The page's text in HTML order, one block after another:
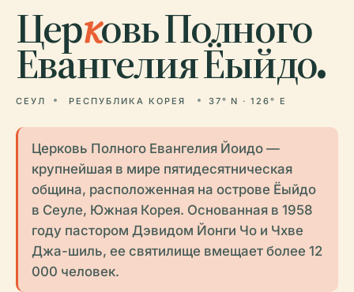
Церковь Полного
Евангелия Ёыйдо.
СЕУЛ РЕСПУБЛИКА КОРЕЯ 37° N · 126° E
Церковь Полного Евангелия Йоидо —
крупнейшая в мире пятидесятническая
община, расположенная на острове Ёыйдо
в Сеуле, Южная Корея. Основанная в 1958
году пастором Дэвидом Йонги Чо и Чхве
Джа-шиль, ее святилище вмещает более 12
000 человек.